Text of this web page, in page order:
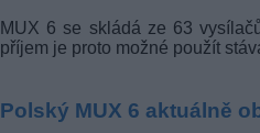
MUX 6 se skládá ze 63
příjem je proto možné použít
Polský MUX 6 aktuálně